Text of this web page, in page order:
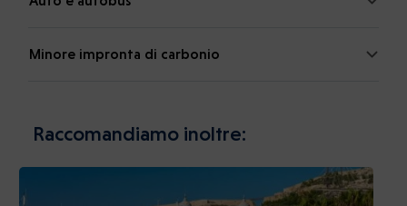
Minore impronta di carbonio
Raccomandiamo inoltre: